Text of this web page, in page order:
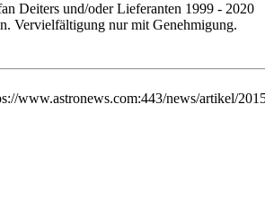
Deiters und/oder Lieferanten 1999 - 2020
Vervielfältigung nur mit Genehmigung.
www.astronews.com:443/news/artikel/